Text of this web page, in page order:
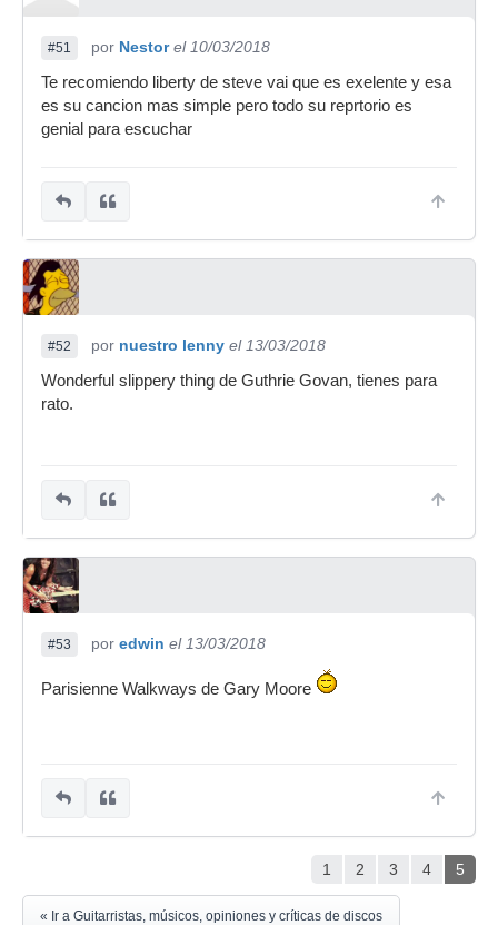
#51 por Nestor el 10/03/2018
Te recomiendo liberty de steve vai que es exelente y esa
es su cancion mas simple pero todo su reprtorio es
genial para escuchar
#52 por nuestro lenny el 13/03/2018
Wonderful slippery thing de Guthrie Govan, tienes para
rato.
#53 por edwin el 13/03/2018
Parisienne Walkways de Gary Moore
1 2 3 4 5
« Ir a Guitarristas, músicos, opiniones y críticas de discos